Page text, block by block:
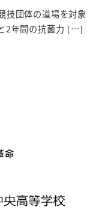
技団体の道場を対象
2年間の抗菌力 […]